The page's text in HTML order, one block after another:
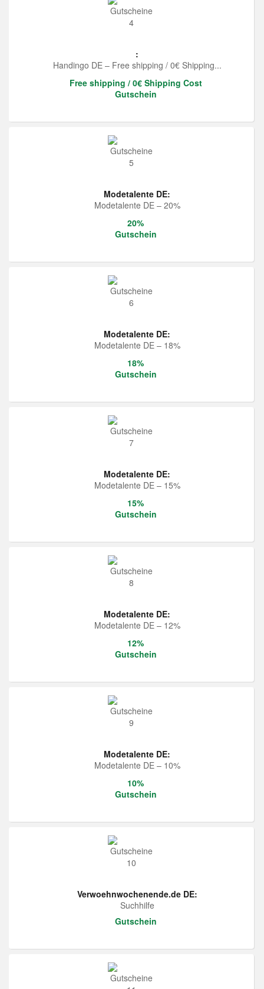
:
Handingo DE – Free shipping / 0€ Shipping...
Free shipping / 0€ Shipping Cost
Gutschein
Modetalente DE:
Modetalente DE – 20%
20%
Gutschein
Modetalente DE:
Modetalente DE – 18%
18%
Gutschein
Modetalente DE:
Modetalente DE – 15%
15%
Gutschein
Modetalente DE:
Modetalente DE – 12%
12%
Gutschein
Modetalente DE:
Modetalente DE – 10%
10%
Gutschein
Verwoehnwochenende.de DE:
Suchhilfe
Gutschein